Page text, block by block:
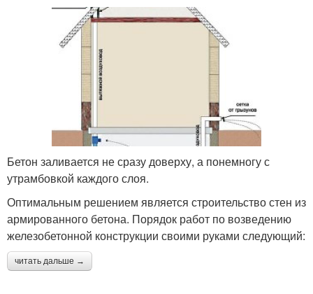
Бетон заливается не сразу доверху, а понемногу с
утрамбовкой каждого слоя.
Оптимальным решением является строительство стен из
армированного бетона. Порядок работ по возведению
железобетонной конструкции своими руками следующий:
читать дальше →